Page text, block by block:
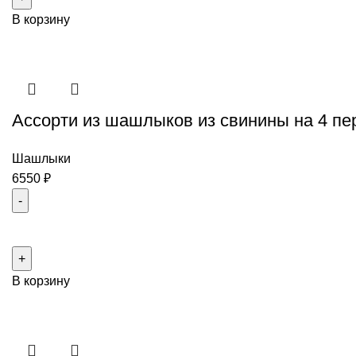
из
персон
В корзину
Ассорти из шашлыков из свинины на 4
Шашлыки
6550 ₽
Ассорти
из
В корзину